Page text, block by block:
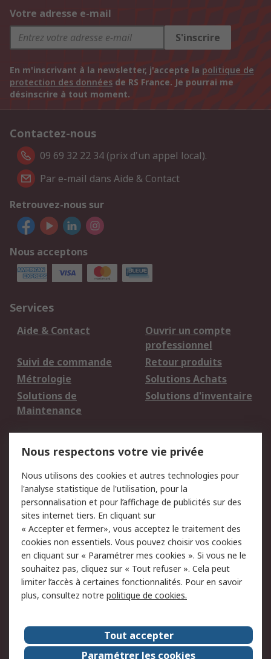
Votre adresse e-mail
S'inscrire
En m'inscrivant à la newsletter, j'accepte la politique de
protection des données de RS France. Je pourrai me
désinscrire à tout moment.
Contactez-nous
09 69 32 22 34 (prix d'un appel local).
Par e-mail dans Aide & Contact
Retrouvez-nous sur
Nous acceptons
Services
Aide & Contact
Ouvrir un compte
professionnel
Suivi de commande
Retour produits
Métrologie
Solutions Achats
Solutions de
Maintenance
Solutions d'inventaire
du site
Politique de protection
des données - Mise à
jour
Sécurité des E-mails
Conditions générales
de vente
Politique anti-
corruption
Campagnes marketing
A propos de RS
A propos de RS France
Evénements
Le groupe RS Group Plc
Presse
Nous respectons votre vie privée
Nous utilisons des cookies et autres technologies pour
l'analyse statistique de l'utilisation, pour la
personnalisation et pour l’affichage de publicités sur des
sites internet tiers. En cliquant sur
« Accepter et fermer», vous acceptez le traitement des
cookies non essentiels. Vous pouvez choisir vos cookies
en cliquant sur « Paramétrer mes cookies ». Si vous ne le
souhaitez pas, cliquez sur « Tout refuser ». Cela peut
limiter l’accès à certaines fonctionnalités. Pour en savoir
plus, consultez notre politique de cookies.
Tout accepter
Paramétrer les cookies